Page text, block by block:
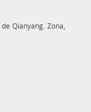
Qianyang. Zona,